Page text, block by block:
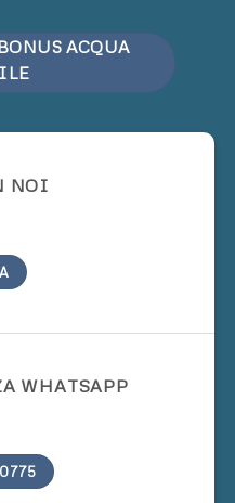
ACQUA
NOI
WHATSAPP